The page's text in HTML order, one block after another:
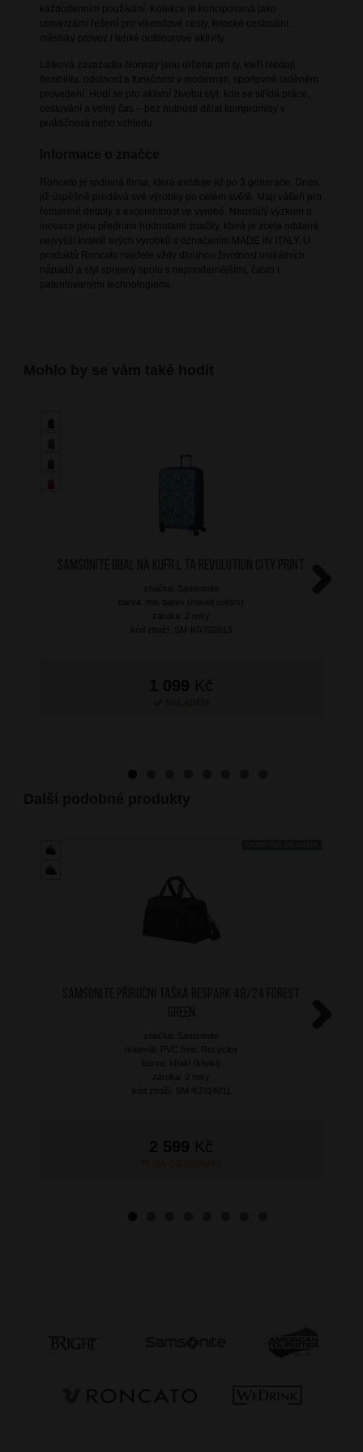
každodenním používání. Kolekce je koncipovaná jako
univerzální řešení pro víkendové cesty, letecké cestování,
městský provoz i lehké outdoorové aktivity.
Látková zavazadla Norway jsou určena pro ty, kteří hledají
flexibilitu, odolnost a funkčnost v moderním, sportovně laděném
provedení. Hodí se pro aktivní životní styl, kde se střídá práce,
cestování a volný čas – bez nutnosti dělat kompromisy v
praktičnosti nebo vzhledu.
Roncato je rodinná firma, která existuje již po 3 generace. Dnes
již úspěšně prodává své výrobky po celém světě. Mají vášeň pro
řemeslné detaily a excelentnost ve výrobě. Neustálý výzkum a
inovace jsou předními hodnotami značky, která je zcela oddaná
nejvyšší kvalitě svých výrobků s označením MADE IN ITALY. U
produktů Roncato najdete vždy dlouhou životnost unikátních
nápadů a styl spojený spolu s nejmodernějšími, často i
patentovanými technologiemi.
značka: Samsonite
barva: mix barev (mixed colors)
záruka: 2 roky
kód zboží: SM-KR702013
značka: Samsonite
materiál: PVC free, Recyclex
barva: khaki (khaki)
záruka: 2 roky
kód zboží: SM-KJ314011